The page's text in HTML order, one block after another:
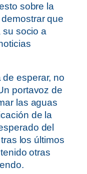
sobre la
que
su socio a
esperar, no
portavoz de
las aguas
de la
del
los últimos
otras